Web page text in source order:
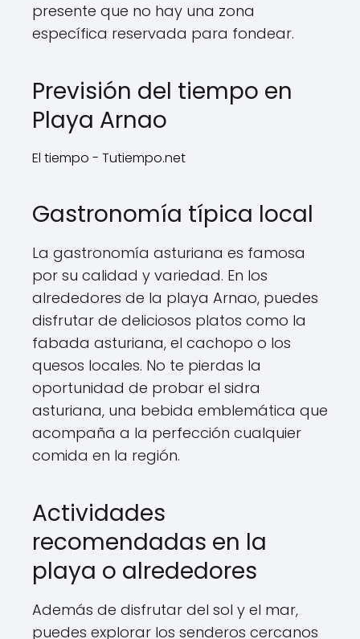
presente que no hay una zona
específica reservada para fondear.
Previsión del tiempo en
Playa Arnao
El tiempo - Tutiempo.net
Gastronomía típica local
La gastronomía asturiana es famosa
por su calidad y variedad. En los
alrededores de la playa Arnao, puedes
disfrutar de deliciosos platos como la
fabada asturiana, el cachopo o los
quesos locales. No te pierdas la
oportunidad de probar el sidra
asturiana, una bebida emblemática que
acompaña a la perfección cualquier
comida en la región.
Actividades
recomendadas en la
playa o alrededores
Además de disfrutar del sol y el mar,
puedes explorar los senderos cercanos